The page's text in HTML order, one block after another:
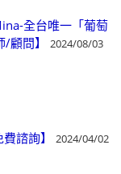
全台唯一「葡萄
顧問】
2024/08/03
諮詢】 2024/04/02